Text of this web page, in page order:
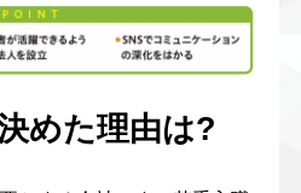
めた理由は?